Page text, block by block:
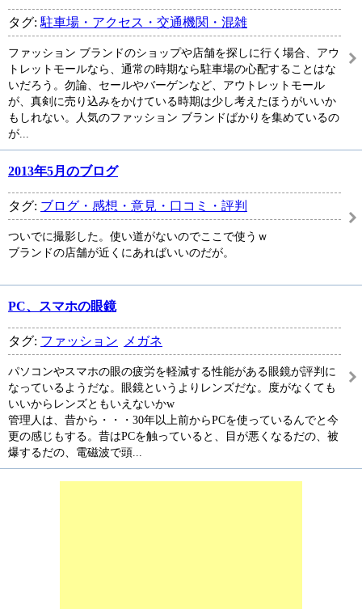
タグ: 駐車場・アクセス・交通機関・混雑
ファッション ブランドのショップや店舗を探しに行く場合、アウ
トレットモールなら、通常の時期なら駐車場の心配することはな
いだろう。勿論、セールやバーゲンなど、アウトレットモール
が、真剣に売り込みをかけている時期は少し考えたほうがいいか
もしれない。人気のファッション ブランドばかりを集めているの
が...
2013年5月のブログ
タグ: ブログ・感想・意見・口コミ・評判
ついでに撮影した。使い道がないのでここで使うｗ
ブランドの店舗が近くにあればいいのだが。
PC、スマホの眼鏡
タグ: ファッション メガネ
パソコンやスマホの眼の疲労を軽減する性能がある眼鏡が評判に
なっているようだな。眼鏡というよりレンズだな。度がなくても
いいからレンズともいえないかw
管理人は、昔から・・・30年以上前からPCを使っているんでと今
更の感じもする。昔はPCを触っていると、目が悪くなるだの、被
爆するだの、電磁波で頭...